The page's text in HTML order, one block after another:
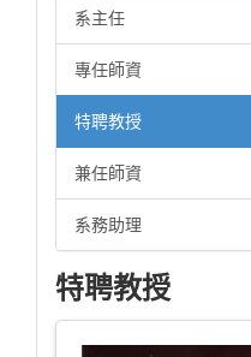
系主任
專任師資
特聘教授
兼任師資
系務助理
特聘教授